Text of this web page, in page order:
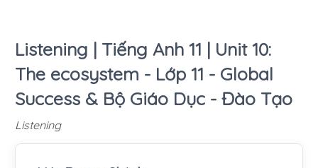
Listening | Tiếng Anh 11 | Unit 10:
The ecosystem - Lớp 11 - Global
Success & Bộ Giáo Dục - Đào Tạo
Listening